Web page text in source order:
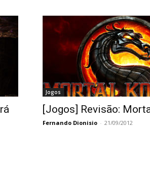
Jogos
[Jogos] Revisão:
Fernando Dionisio - 21/09/2012